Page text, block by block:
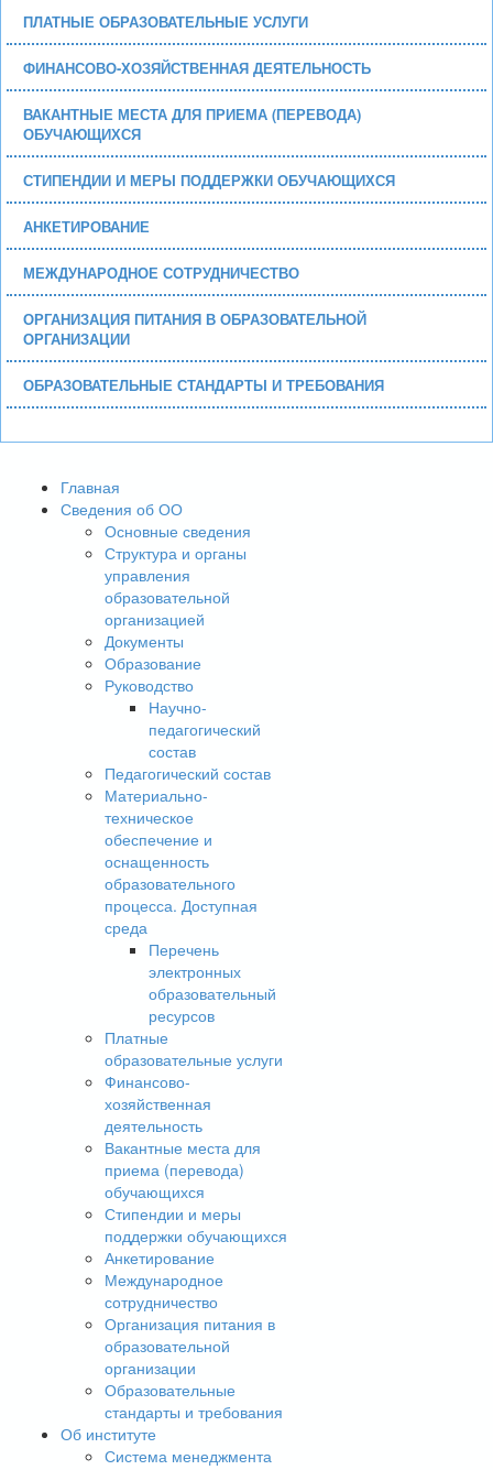
ПЛАТНЫЕ ОБРАЗОВАТЕЛЬНЫЕ УСЛУГИ
ФИНАНСОВО-ХОЗЯЙСТВЕННАЯ ДЕЯТЕЛЬНОСТЬ
ВАКАНТНЫЕ МЕСТА ДЛЯ ПРИЕМА (ПЕРЕВОДА)
ОБУЧАЮЩИХСЯ
СТИПЕНДИИ И МЕРЫ ПОДДЕРЖКИ ОБУЧАЮЩИХСЯ
АНКЕТИРОВАНИЕ
МЕЖДУНАРОДНОЕ СОТРУДНИЧЕСТВО
ОРГАНИЗАЦИЯ ПИТАНИЯ В ОБРАЗОВАТЕЛЬНОЙ
ОРГАНИЗАЦИИ
ОБРАЗОВАТЕЛЬНЫЕ СТАНДАРТЫ И ТРЕБОВАНИЯ
Главная
Сведения об ОО
Основные сведения
Структура и органы
управления
образовательной
организацией
Документы
Образование
Руководство
Научно-
педагогический
состав
Педагогический состав
Материально-
техническое
обеспечение и
оснащенность
образовательного
процесса. Доступная
среда
Перечень
электронных
образовательный
ресурсов
Платные
образовательные услуги
Финансово-
хозяйственная
деятельность
Вакантные места для
приема (перевода)
обучающихся
Стипендии и меры
поддержки обучающихся
Анкетирование
Международное
сотрудничество
Организация питания в
образовательной
организации
Образовательные
стандарты и требования
Об институте
Система менеджмента